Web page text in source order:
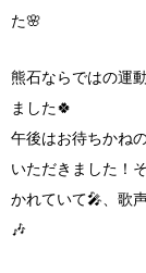
た🌸
熊石ならではの運
ました🍀
午後はお待ちかね
いただきました！
かれていて🎤、歌
🎶